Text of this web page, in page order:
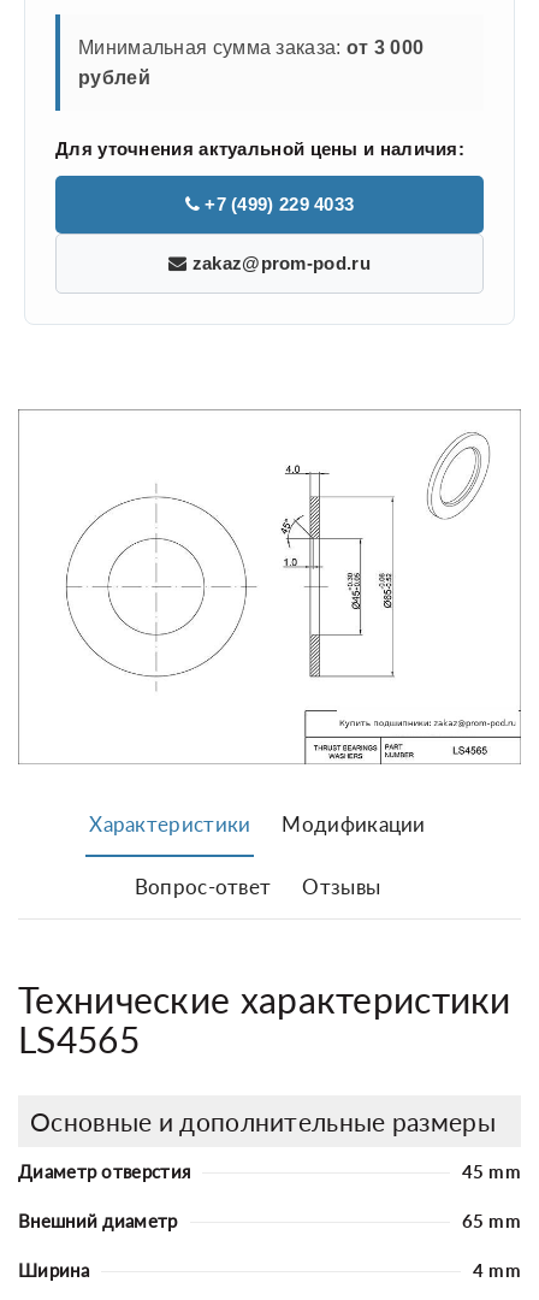
Минимальная сумма заказа: от 3 000
рублей
Для уточнения актуальной цены и наличия:
+7 (499) 229 4033
zakaz@prom-pod.ru
Характеристики Модификации
Вопрос-ответ Отзывы
Технические характеристики
LS4565
Основные и дополнительные размеры
Диаметр отверстия 45 mm
Внешний диаметр 65 mm
Ширина 4 mm